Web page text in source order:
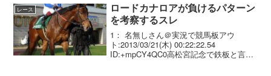
レース
ロードカナロアが負けるパターン
を考察するスレ
1： 名無しさん＠実況で競馬板アウ
ト:2013/03/21(木) 00:22:22.54
ID:+mpCY4QC0高松宮記念で鉄板と言わ